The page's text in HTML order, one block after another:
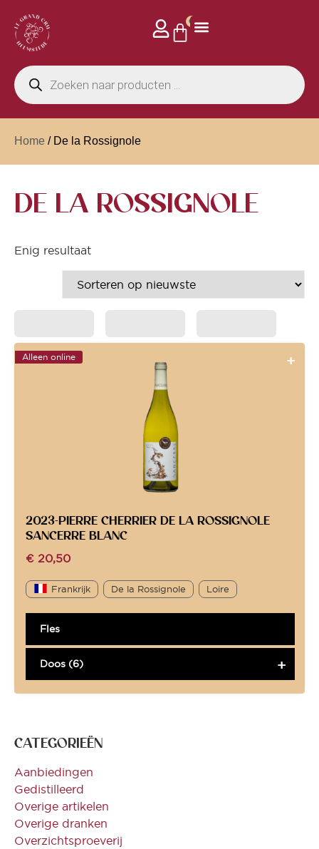
0
Home / De la Rossignole
DE LA ROSSIGNOLE
CATEGORIEËN
Aanbiedingen
Gedistilleerd
Overige artikelen
Overige dranken
Overzichtsproeverij
Enig resultaat
Alleen online
2023-PIERRE CHERRIER DE LA ROSSIGNOLE
SANCERRE BLANC
€ 20,50
Frankrijk De la Rossignole Loire
Fles
Doos (6)